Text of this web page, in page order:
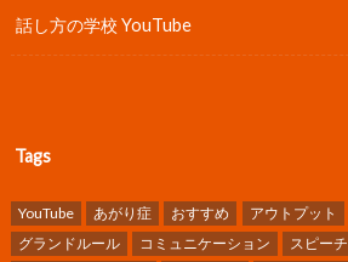
話し方の学校 YouTube
Tags
YouTube あがり症 おすすめ アウトプット
グランドルール
コミュニケーション スピーチ